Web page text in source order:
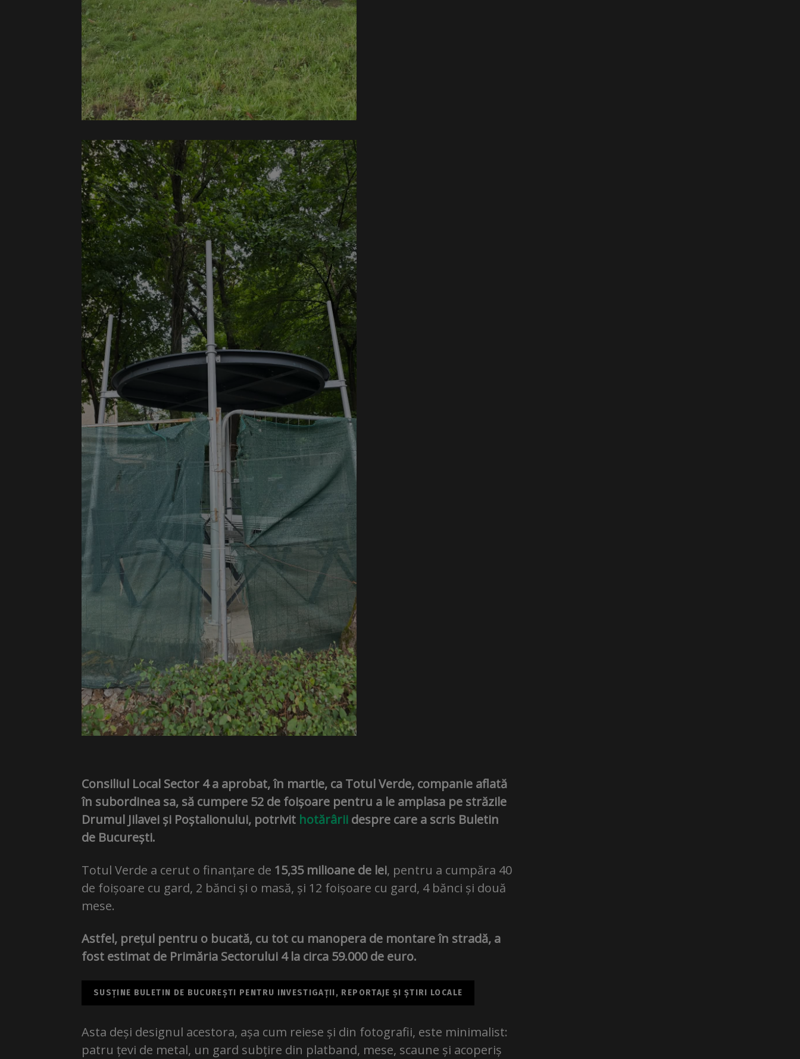
Consiliul Local Sector 4 a aprobat, în martie, ca Totul Verde, companie aflată
în subordinea sa, să cumpere 52 de foișoare pentru a le amplasa pe străzile
Drumul Jilavei și Poștalionului, potrivit hotărârii despre care a scris Buletin
de București.
Totul Verde a cerut o finanțare de 15,35 milioane de lei, pentru a cumpăra 40
de foișoare cu gard, 2 bănci și o masă, și 12 foișoare cu gard, 4 bănci și două
mese.
Astfel, prețul pentru o bucată, cu tot cu manopera de montare în stradă, a
fost estimat de Primăria Sectorului 4 la circa 59.000 de euro.
SUSȚINE BULETIN DE BUCUREȘTI PENTRU INVESTIGAȚII, REPORTAJE ȘI ȘTIRI LOCALE
Asta deși designul acestora, așa cum reiese și din fotografii, este minimalist:
patru țevi de metal, un gard subțire din platband, mese, scaune și acoperiș